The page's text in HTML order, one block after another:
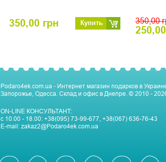
350,00 грн Купить 350,00
250,00
Podaro4ek.com.ua - Интернет магазин подарков в
Запорожье, Одесса. Склад и офис в Днепре. © 2010 -
ON-LINE КОНСУЛЬТАНТ:
с 10.00 - 18.00: +38(095) 73-99-677, +38(067) 636-76-43
E-mail: zakaz2@Podaro4ek.com.ua